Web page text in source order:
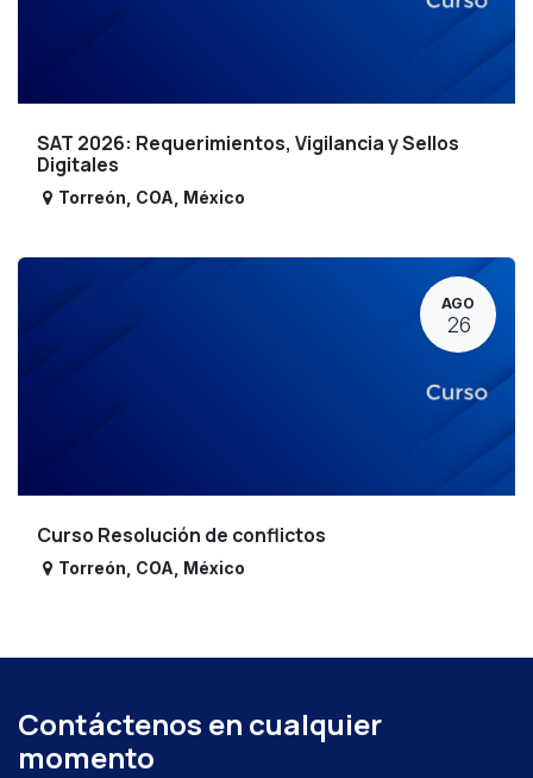
SAT 2026: Requerimientos, Vigilancia y Sellos
Digitales
Torreón COA México
AGO
26
Curso Resolución de conflictos
Torreón COA México
Contáctenos en cualquier
momento